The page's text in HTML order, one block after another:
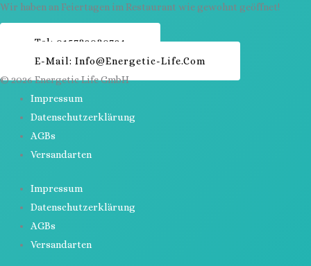
Wir haben an Feiertagen im Restaurant wie gewohnt geöffnet!
Kontakt
Tel: 015732030724
E-Mail: Info@energetic-Life.com
© 2026 Energetic Life GmbH
Impressum
Datenschutzerklärung
AGBs
Versandarten
Impressum
Datenschutzerklärung
AGBs
Versandarten